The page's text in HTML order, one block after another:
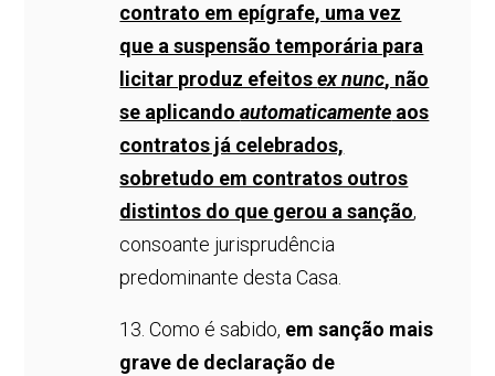
contrato em epígrafe, uma vez
que a suspensão temporária para
licitar produz efeitosex nunc, não
se aplicandoautomaticamente aos
contratos já celebrados,
sobretudo em contratos outros
distintos do que gerou a sanção,
consoante jurisprudência
predominante desta Casa.
13. Como é sabido, em sanção mais
grave de declaração de